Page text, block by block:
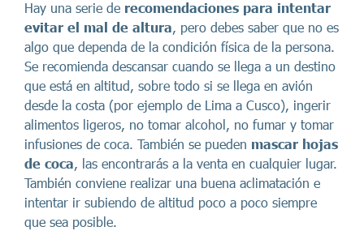
Hay una serie de recomendaciones para intentar
evitar el mal de altura, pero debes saber que no es
algo que dependa de la condición física de la persona.
Se recomienda descansar cuando se llega a un destino
que está en altitud, sobre todo si se llega en avión
desde la costa (por ejemplo de Lima a Cusco), ingerir
alimentos ligeros, no tomar alcohol, no fumar y tomar
infusiones de coca. También se pueden mascar hojas
de coca, las encontrarás a la venta en cualquier lugar.
También conviene realizar una buena aclimatación e
intentar ir subiendo de altitud poco a poco siempre
que sea posible.